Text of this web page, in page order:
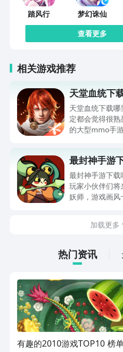
踏风行 梦幻诛仙
查看更多
相关游戏推荐
天堂血统下
天堂血统下载哪
定都会觉得很
的大型mmo手
斗策略都有深度
很想玩，可提前
利最有性价比
互娱大厂支持，
最封神手游
最封神手游下载
玩家小伙伴们
妖师，游戏画
定有不少朋友
有性价比的APP
娱大厂支持，玩
飙升的感觉。
加载更多
热门资讯
有趣的2010游戏TOP10 榜